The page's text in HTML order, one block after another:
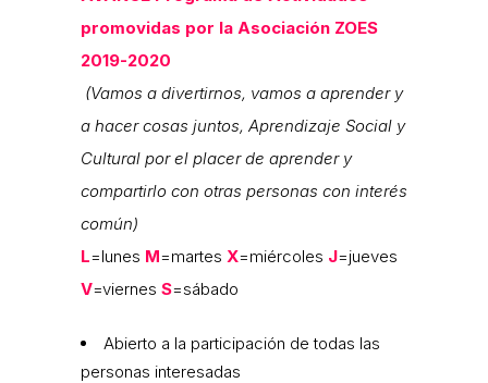
promovidas por la Asociación ZOES
2019-2020
(Vamos a divertirnos, vamos a aprender y
a hacer cosas juntos, Aprendizaje Social y
Cultural por el placer de aprender y
compartirlo con otras personas con interés
común)
L=lunes M=martes X=miércoles J=jueves
V=viernes S=sábado
Abierto a la participación de todas las
personas interesadas